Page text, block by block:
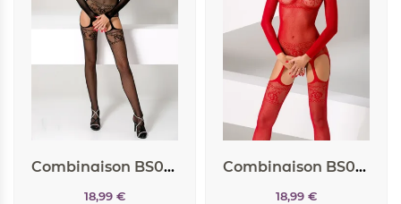
Combinaison BS055 – Noir
18,99 €
Combinaison BS055 – Rouge
18,99 €